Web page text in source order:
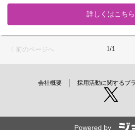
2020年からはYouTubeアニメ事業を本
用や新規チャンネルの立ち上げに携わ
募集します。
テンツ制作をご担当いただきます。単に
視聴者の反応を分析し、トレンドを捉え
ツ」をチームで作り上げることがミッシ
【担当業務】
・担当チャンネルのコンテンツ企画、ネ
詳しくはこちら
〈 前のページへ 1/1
会社概要 採用活動に関するプ
Powered by